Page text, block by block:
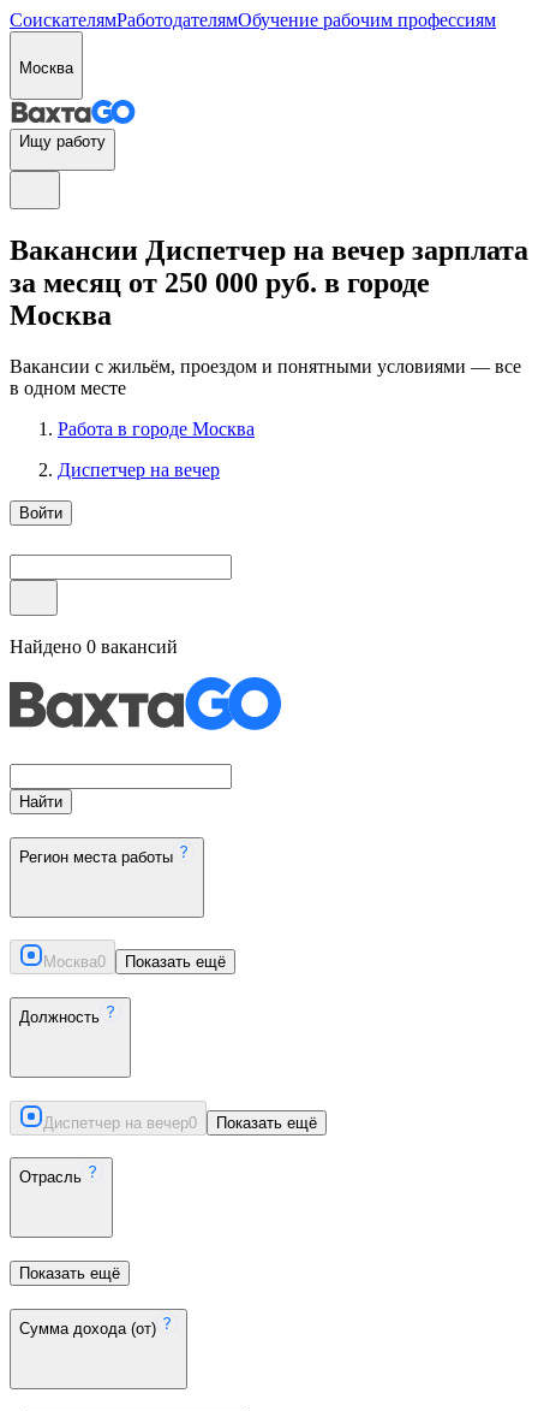
СоискателямРаботодателямОбучение рабочим профессиям
Москва
Ищу работу
Вакансии Диспетчер на вечер зарплата
за месяц от 250 000 руб. в городе
Москва
Вакансии с жильём, проездом и понятными условиями — все
в одном месте
Работа в городе Москва
Диспетчер на вечер
Войти
Найдено 0 вакансий
Найти
Регион места работы
Москва0 Показать ещё
Должность
Диспетчер на вечер0 Показать ещё
Отрасль
Показать ещё
Сумма дохода (от)